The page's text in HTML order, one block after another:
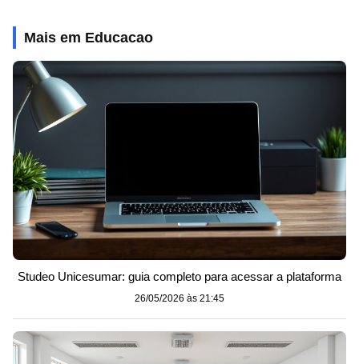
Mais em Educacao
Studeo Unicesumar: guia completo para acessar a plataforma
26/05/2026 às 21:45